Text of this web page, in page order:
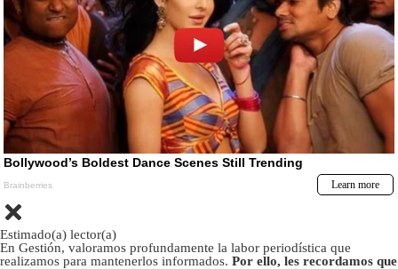
Estimado(a) lector(a)
En Gestión, valoramos profundamente la labor periodística que
realizamos para mantenerlos informados. Por ello, les recordamos que